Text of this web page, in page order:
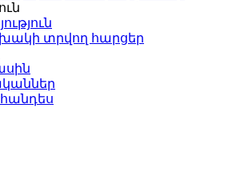
տրվող հարցեր